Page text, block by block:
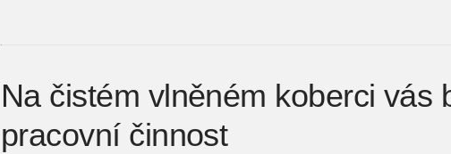
Na čistém vlněném koberci vás
pracovní činnost